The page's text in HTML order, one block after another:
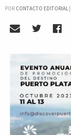
POR CONTACTO EDITORIAL|